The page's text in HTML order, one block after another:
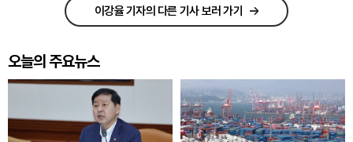
이강율 기자의 다른 기사 보러 가기
오늘의 주요뉴스